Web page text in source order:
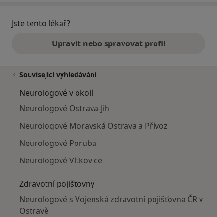
Jste tento lékař?
Upravit nebo spravovat profil
Související vyhledávání
Neurologové v okolí
Neurologové Ostrava-Jih
Neurologové Moravská Ostrava a Přívoz
Neurologové Poruba
Neurologové Vítkovice
Zdravotní pojišťovny
Neurologové s Vojenská zdravotní pojišťovna ČR v
Ostravě